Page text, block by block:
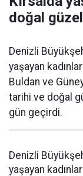
doğal
Denizli
yaşayan
Buldan ve
tarihi ve doğal
gün geçirdi.
Denizli
yaşayan